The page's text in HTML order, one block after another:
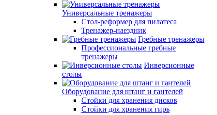
Универсальные тренажеры
Стол-реформер для пилатеса
Тренажер-наездник
Гребные тренажеры
Профессиональные гребные
тренажеры
Инверсионные
столы
Оборудование для штанг и гантелей
Стойки для хранения дисков
Стойки для хранения гирь